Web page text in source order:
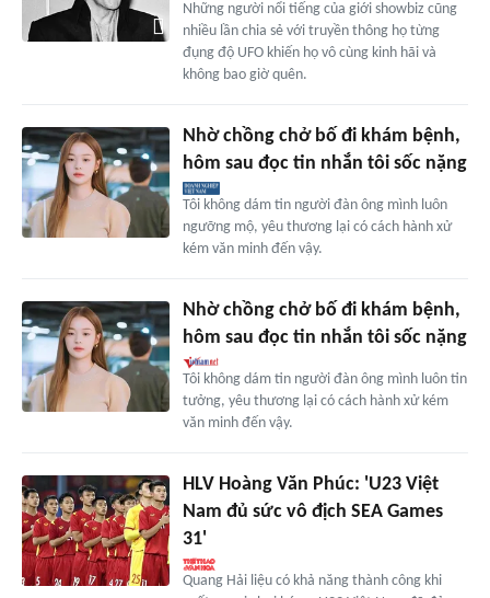
Những người nổi tiếng của giới showbiz cũng
nhiều lần chia sẻ với truyền thông họ từng
đụng độ UFO khiến họ vô cùng kinh hãi và
không bao giờ quên.
Nhờ chồng chở bố đi khám bệnh,
hôm sau đọc tin nhắn tôi sốc nặng
Tôi không dám tin người đàn ông mình luôn
ngưỡng mộ, yêu thương lại có cách hành xử
kém văn minh đến vậy.
Nhờ chồng chở bố đi khám bệnh,
hôm sau đọc tin nhắn tôi sốc nặng
Tôi không dám tin người đàn ông mình luôn tin
tưởng, yêu thương lại có cách hành xử kém
văn minh đến vậy.
HLV Hoàng Văn Phúc: 'U23 Việt
Nam đủ sức vô địch SEA Games
31'
Quang Hải liệu có khả năng thành công khi